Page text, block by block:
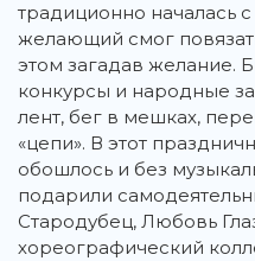
традиционно началась
желающий смог
этом загадав желание.
конкурсы и народные
лент, бег в мешках,
«цепи». В этот
обошлось и без
подарили
Стародубец, Любовь
хореографический